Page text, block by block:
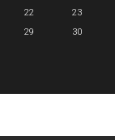
22
23
29
30